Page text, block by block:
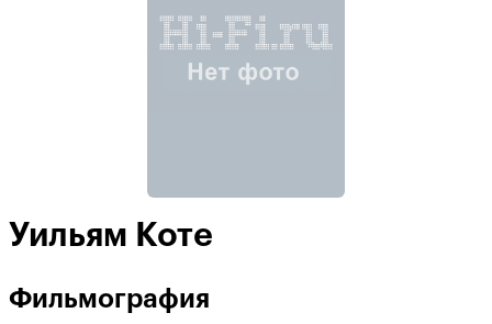
Уильям Коте
Фильмография